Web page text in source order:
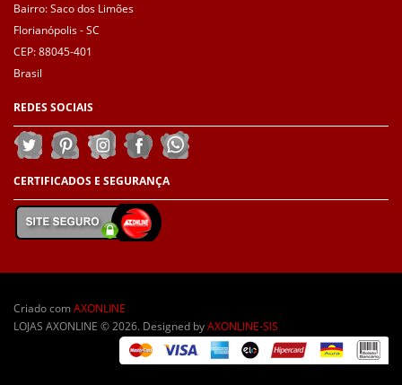
Bairro: Saco dos Limões
Florianópolis - SC
CEP: 88045-401
Brasil
REDESSOCIAIS
CERTIFICADOS E SEGURANÇA
Criado comAXONLINE
LOJAS AXONLINE © 2026. Designed byAXONLINE-SIS